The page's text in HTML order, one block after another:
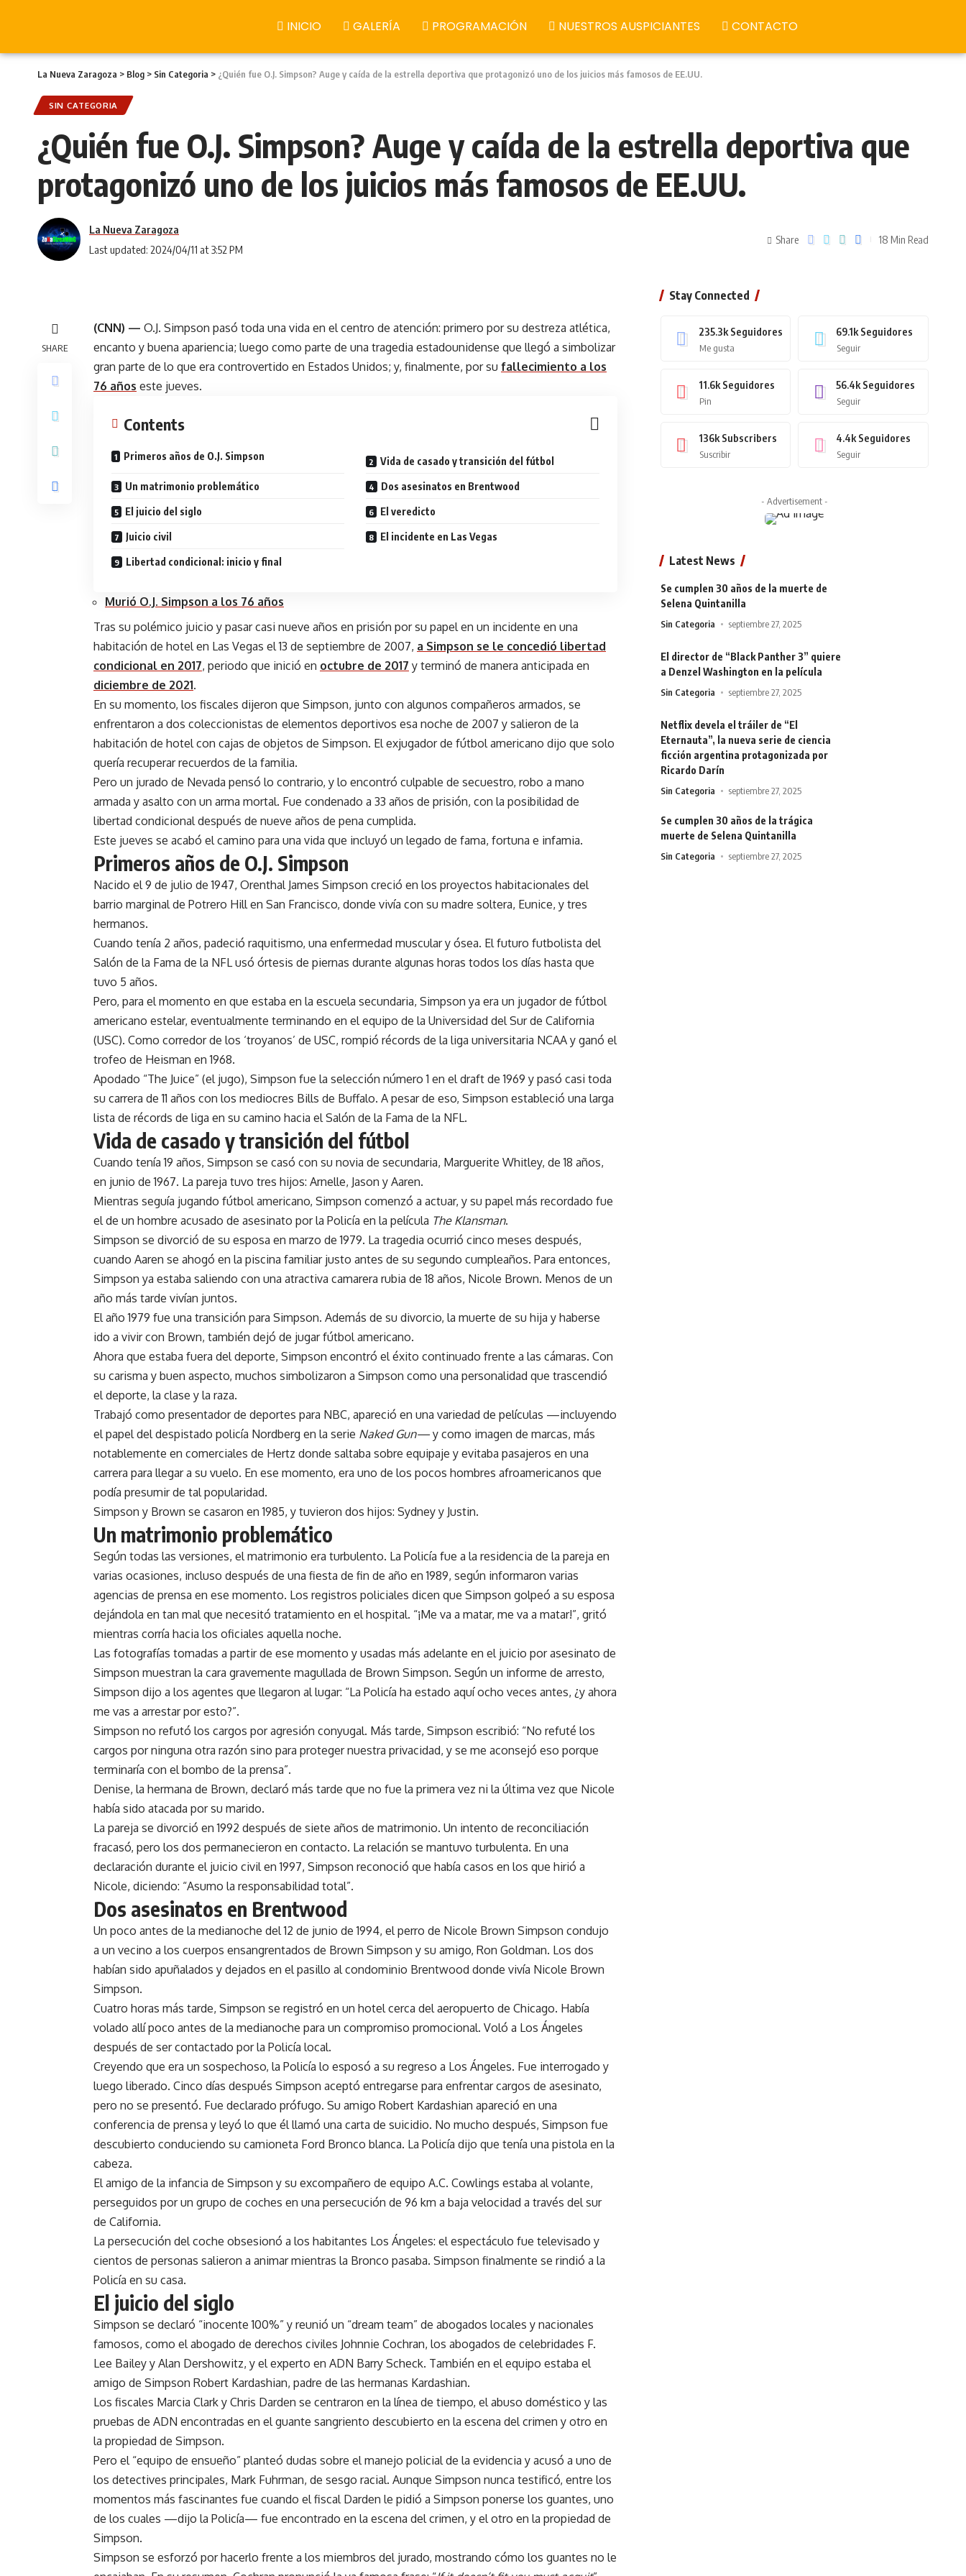
INICIO GALERÍA PROGRAMACIÓN NUESTROS AUSPICIANTES CONTACTO
La Nueva Zaragoza > Blog > Sin Categoria > ¿Quién fue O.J. Simpson? Auge y caída de la estrella deportiva que protagonizó uno de los juicios más famosos de EE.UU.
SIN CATEGORIA
¿Quién fue O.J. Simpson? Auge y caída de la estrella deportiva que
protagonizó uno de los juicios más famosos de EE.UU.
La Nueva Zaragoza
Last updated: 2024/04/11 at 3:52 PM
Share 18 Min Read
SHARE
(CNN) — O.J. Simpson pasó toda una vida en el centro de atención: primero por su destreza atlética,
encanto y buena apariencia; luego como parte de una tragedia estadounidense que llegó a simbolizar
gran parte de lo que era controvertido en Estados Unidos; y, finalmente, por su fallecimiento a los
76 años este jueves.
Contents
Primeros años de O.J. Simpson Vida de casado y transición del fútbol
Un matrimonio problemático Dos asesinatos en Brentwood
El juicio del siglo El veredicto
Juicio civil El incidente en Las Vegas
Libertad condicional: inicio y final
Murió O.J. Simpson a los 76 años
Tras su polémico juicio y pasar casi nueve años en prisión por su papel en un incidente en una
habitación de hotel en Las Vegas el 13 de septiembre de 2007, a Simpson se le concedió libertad
condicional en 2017, periodo que inició en octubre de 2017 y terminó de manera anticipada en
diciembre de 2021.
En su momento, los fiscales dijeron que Simpson, junto con algunos compañeros armados, se
enfrentaron a dos coleccionistas de elementos deportivos esa noche de 2007 y salieron de la
habitación de hotel con cajas de objetos de Simpson. El exjugador de fútbol americano dijo que solo
quería recuperar recuerdos de la familia.
Pero un jurado de Nevada pensó lo contrario, y lo encontró culpable de secuestro, robo a mano
armada y asalto con un arma mortal. Fue condenado a 33 años de prisión, con la posibilidad de
libertad condicional después de nueve años de pena cumplida.
Este jueves se acabó el camino para una vida que incluyó un legado de fama, fortuna e infamia.
Primeros años de O.J. Simpson
Nacido el 9 de julio de 1947, Orenthal James Simpson creció en los proyectos habitacionales del
barrio marginal de Potrero Hill en San Francisco, donde vivía con su madre soltera, Eunice, y tres
hermanos.
Cuando tenía 2 años, padeció raquitismo, una enfermedad muscular y ósea. El futuro futbolista del
Salón de la Fama de la NFL usó órtesis de piernas durante algunas horas todos los días hasta que
tuvo 5 años.
Pero, para el momento en que estaba en la escuela secundaria, Simpson ya era un jugador de fútbol
americano estelar, eventualmente terminando en el equipo de la Universidad del Sur de California
(USC). Como corredor de los ‘troyanos’ de USC, rompió récords de la liga universitaria NCAA y ganó el
trofeo de Heisman en 1968.
Apodado “The Juice” (el jugo), Simpson fue la selección número 1 en el draft de 1969 y pasó casi toda
su carrera de 11 años con los mediocres Bills de Buffalo. A pesar de eso, Simpson estableció una larga
lista de récords de liga en su camino hacia el Salón de la Fama de la NFL.
Vida de casado y transición del fútbol
Cuando tenía 19 años, Simpson se casó con su novia de secundaria, Marguerite Whitley, de 18 años,
en junio de 1967. La pareja tuvo tres hijos: Arnelle, Jason y Aaren.
Mientras seguía jugando fútbol americano, Simpson comenzó a actuar, y su papel más recordado fue
el de un hombre acusado de asesinato por la Policía en la película The Klansman.
Simpson se divorció de su esposa en marzo de 1979. La tragedia ocurrió cinco meses después,
cuando Aaren se ahogó en la piscina familiar justo antes de su segundo cumpleaños. Para entonces,
Simpson ya estaba saliendo con una atractiva camarera rubia de 18 años, Nicole Brown. Menos de un
año más tarde vivían juntos.
El año 1979 fue una transición para Simpson. Además de su divorcio, la muerte de su hija y haberse
ido a vivir con Brown, también dejó de jugar fútbol americano.
Ahora que estaba fuera del deporte, Simpson encontró el éxito continuado frente a las cámaras. Con
su carisma y buen aspecto, muchos simbolizaron a Simpson como una personalidad que trascendió
el deporte, la clase y la raza.
Trabajó como presentador de deportes para NBC, apareció en una variedad de películas —incluyendo
el papel del despistado policía Nordberg en la serie Naked Gun— y como imagen de marcas, más
notablemente en comerciales de Hertz donde saltaba sobre equipaje y evitaba pasajeros en una
carrera para llegar a su vuelo. En ese momento, era uno de los pocos hombres afroamericanos que
podía presumir de tal popularidad.
Simpson y Brown se casaron en 1985, y tuvieron dos hijos: Sydney y Justin.
Un matrimonio problemático
Según todas las versiones, el matrimonio era turbulento. La Policía fue a la residencia de la pareja en
varias ocasiones, incluso después de una fiesta de fin de año en 1989, según informaron varias
agencias de prensa en ese momento. Los registros policiales dicen que Simpson golpeó a su esposa
dejándola en tan mal que necesitó tratamiento en el hospital. “¡Me va a matar, me va a matar!”, gritó
mientras corría hacia los oficiales aquella noche.
Las fotografías tomadas a partir de ese momento y usadas más adelante en el juicio por asesinato de
Simpson muestran la cara gravemente magullada de Brown Simpson. Según un informe de arresto,
Simpson dijo a los agentes que llegaron al lugar: “La Policía ha estado aquí ocho veces antes, ¿y ahora
me vas a arrestar por esto?”.
Simpson no refutó los cargos por agresión conyugal. Más tarde, Simpson escribió: “No refuté los
cargos por ninguna otra razón sino para proteger nuestra privacidad, y se me aconsejó eso porque
terminaría con el bombo de la prensa”.
Denise, la hermana de Brown, declaró más tarde que no fue la primera vez ni la última vez que Nicole
había sido atacada por su marido.
La pareja se divorció en 1992 después de siete años de matrimonio. Un intento de reconciliación
fracasó, pero los dos permanecieron en contacto. La relación se mantuvo turbulenta. En una
declaración durante el juicio civil en 1997, Simpson reconoció que había casos en los que hirió a
Nicole, diciendo: “Asumo la responsabilidad total”.
Dos asesinatos en Brentwood
Un poco antes de la medianoche del 12 de junio de 1994, el perro de Nicole Brown Simpson condujo
a un vecino a los cuerpos ensangrentados de Brown Simpson y su amigo, Ron Goldman. Los dos
habían sido apuñalados y dejados en el pasillo al condominio Brentwood donde vivía Nicole Brown
Simpson.
Cuatro horas más tarde, Simpson se registró en un hotel cerca del aeropuerto de Chicago. Había
volado allí poco antes de la medianoche para un compromiso promocional. Voló a Los Ángeles
después de ser contactado por la Policía local.
Creyendo que era un sospechoso, la Policía lo esposó a su regreso a Los Ángeles. Fue interrogado y
luego liberado. Cinco días después Simpson aceptó entregarse para enfrentar cargos de asesinato,
pero no se presentó. Fue declarado prófugo. Su amigo Robert Kardashian apareció en una
conferencia de prensa y leyó lo que él llamó una carta de suicidio. No mucho después, Simpson fue
descubierto conduciendo su camioneta Ford Bronco blanca. La Policía dijo que tenía una pistola en la
cabeza.
El amigo de la infancia de Simpson y su excompañero de equipo A.C. Cowlings estaba al volante,
perseguidos por un grupo de coches en una persecución de 96 km a baja velocidad a través del sur
de California.
La persecución del coche obsesionó a los habitantes Los Ángeles: el espectáculo fue televisado y
cientos de personas salieron a animar mientras la Bronco pasaba. Simpson finalmente se rindió a la
Policía en su casa.
El juicio del siglo
Simpson se declaró “inocente 100%” y reunió un “dream team” de abogados locales y nacionales
famosos, como el abogado de derechos civiles Johnnie Cochran, los abogados de celebridades F.
Lee Bailey y Alan Dershowitz, y el experto en ADN Barry Scheck. También en el equipo estaba el
amigo de Simpson Robert Kardashian, padre de las hermanas Kardashian.
Los fiscales Marcia Clark y Chris Darden se centraron en la línea de tiempo, el abuso doméstico y las
pruebas de ADN encontradas en el guante sangriento descubierto en la escena del crimen y otro en
la propiedad de Simpson.
Pero el “equipo de ensueño” planteó dudas sobre el manejo policial de la evidencia y acusó a uno de
los detectives principales, Mark Fuhrman, de sesgo racial. Aunque Simpson nunca testificó, entre los
momentos más fascinantes fue cuando el fiscal Darden le pidió a Simpson ponerse los guantes, uno
de los cuales —dijo la Policía— fue encontrado en la escena del crimen, y el otro en la propiedad de
Simpson.
Simpson se esforzó por hacerlo frente a los miembros del jurado, mostrando cómo los guantes no le
Stay Connected
235.3k Seguidores
Me gusta
69.1k Seguidores
Seguir
11.6k Seguidores
Pin
56.4k Seguidores
Seguir
136k Subscribers
Suscribir
4.4k Seguidores
Seguir
- Advertisement -
Latest News
Se cumplen 30 años de la muerte de
Selena Quintanilla
Sin Categoria septiembre 27, 2025
El director de “Black Panther 3” quiere
a Denzel Washington en la película
Sin Categoria septiembre 27, 2025
Netflix devela el tráiler de “El
Eternauta”, la nueva serie de ciencia
ficción argentina protagonizada por
Ricardo Darín
Sin Categoria septiembre 27, 2025
Se cumplen 30 años de la trágica
muerte de Selena Quintanilla
Sin Categoria septiembre 27, 2025